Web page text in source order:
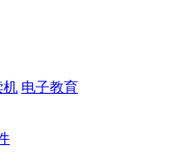
机 电子教育